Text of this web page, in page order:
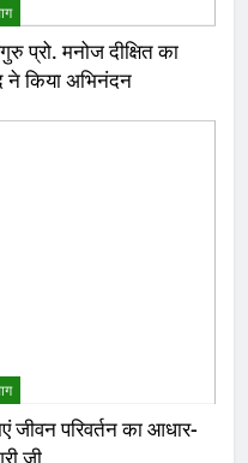
प्रो. मनोज दीक्षित का
ने किया अभिनंदन
जीवन परिवर्तन का आधार-